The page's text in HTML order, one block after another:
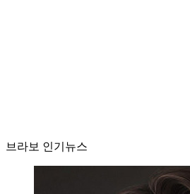
브라보 인기뉴스